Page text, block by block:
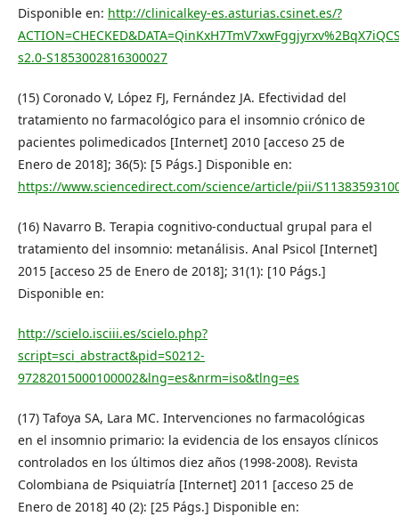
Disponible en: http://clinicalkey-es.asturias.csinet.es/?
s2.0-S1853002816300027
(15) Coronado V, López FJ, Fernández JA. Efectividad del
tratamiento no farmacológico para el insomnio crónico de
pacientes polimedicados [Internet] 2010 [acceso 25 de
Enero de 2018]; 36(5): [5 Págs.] Disponible en:
https://www.sciencedirect.com/science/article/pii/
(16) Navarro B. Terapia cognitivo-conductual grupal para el
tratamiento del insomnio: metanálisis. Anal Psicol [Internet]
2015 [acceso 25 de Enero de 2018]; 31(1): [10 Págs.]
Disponible en:
http://scielo.isciii.es/scielo.php?
script=sci_abstract&pid=S0212-
97282015000100002&lng=es&nrm=iso&tlng=es
(17) Tafoya SA, Lara MC. Intervenciones no farmacológicas
en el insomnio primario: la evidencia de los ensayos clínicos
controlados en los últimos diez años (1998-2008). Revista
Colombiana de Psiquiatría [Internet] 2011 [acceso 25 de
Enero de 2018] 40 (2): [25 Págs.] Disponible en: